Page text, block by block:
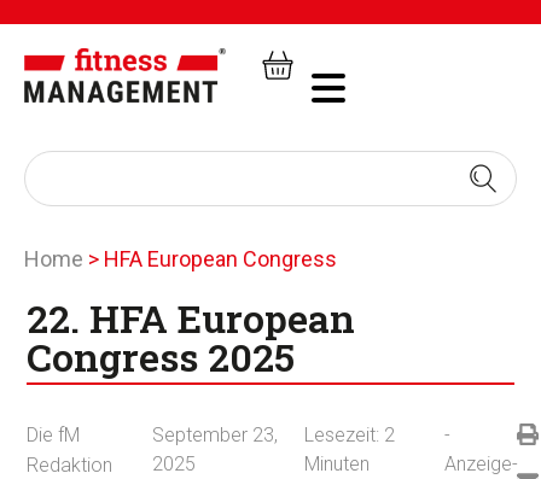
Home > HFA European Congress
22. HFA European
Congress 2025
Die fM
Redaktion
September 23,
2025
Lesezeit: 2
Minuten
-
Anzeige-